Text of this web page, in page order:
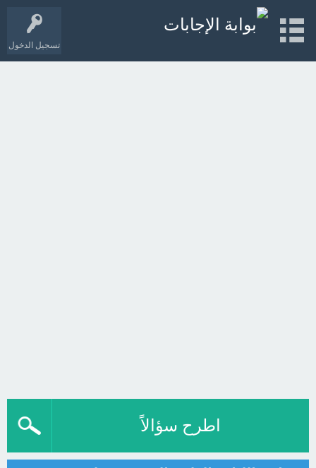
تسجيل الدخول
اطرح سؤالاً